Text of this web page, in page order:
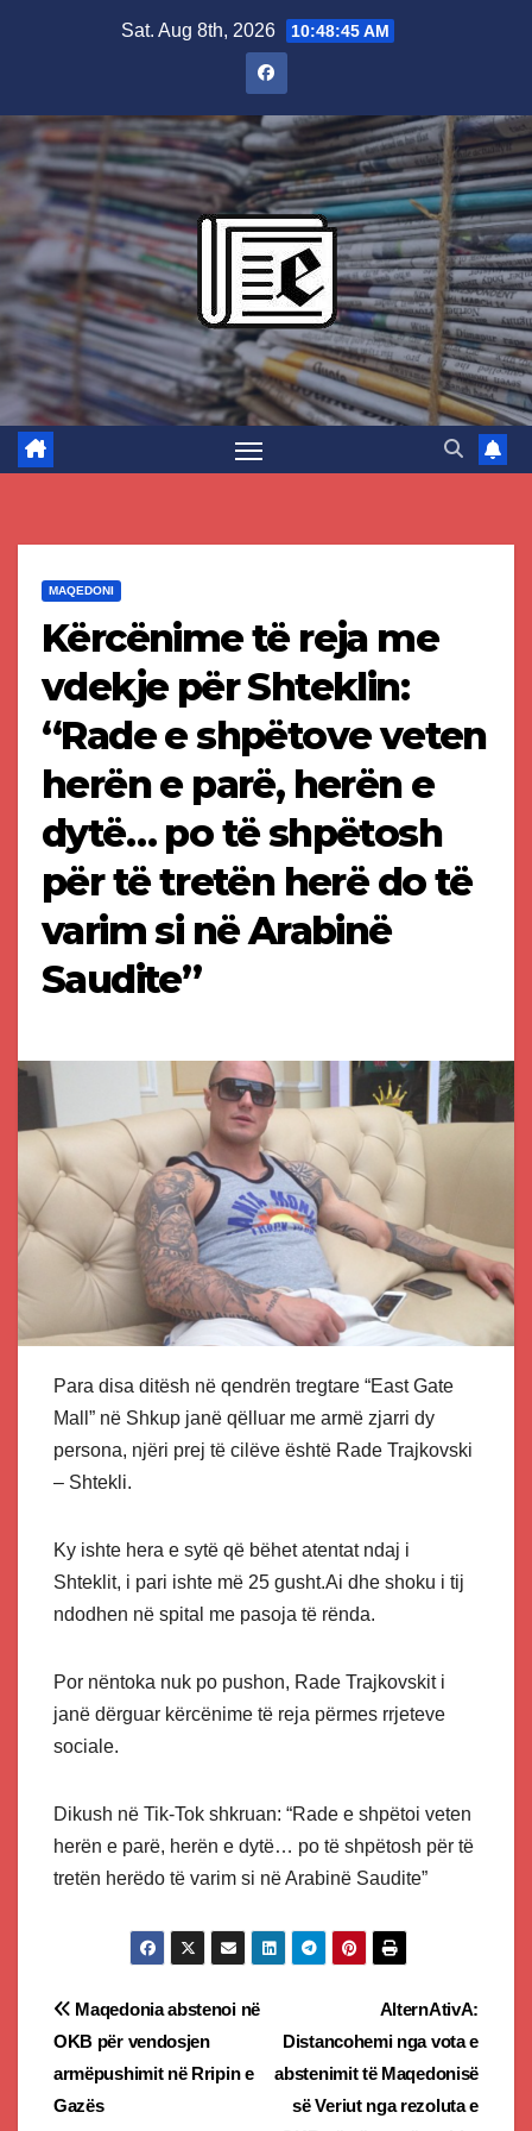
Sat. Aug 8th, 2026 10:48:46 AM
MAQEDONI
Kërcënime të reja me
vdekje për Shteklin:
“Rade e shpëtove veten
herën e parë, herën e
dytë… po të shpëtosh
për të tretën herë do të
varim si në Arabinë
Saudite”
Para disa ditësh në qendrën tregtare “East Gate
Mall” në Shkup janë qëlluar me armë zjarri dy
persona, njëri prej të cilëve është Rade Trajkovski
– Shtekli.
Ky ishte hera e sytë që bëhet atentat ndaj i
Shteklit, i pari ishte më 25 gusht.Ai dhe shoku i tij
ndodhen në spital me pasoja të rënda.
Por nëntoka nuk po pushon, Rade Trajkovskit i
janë dërguar kërcënime të reja përmes rrjeteve
sociale.
Dikush në Tik-Tok shkruan: “Rade e shpëtoi veten
herën e parë, herën e dytë… po të shpëtosh për të
tretën herëdo të varim si në Arabinë Saudite”
Post
navigation
AlternAtivA:
Distancohemi nga vota e
abstenimit të Maqedonisë
së Veriut nga rezoluta e
Maqedonia abstenoi në
OKB për vendosjen
armëpushimit në Rripin e
Gazës